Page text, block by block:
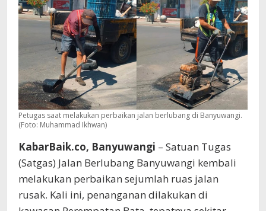
Petugas saat melakukan perbaikan jalan berlubang di Banyuwangi.
(Foto: Muhammad Ikhwan)
KabarBaik.co, Banyuwangi – Satuan Tugas
(Satgas) Jalan Berlubang Banyuwangi kembali
melakukan perbaikan sejumlah ruas jalan
rusak. Kali ini, penanganan dilakukan di